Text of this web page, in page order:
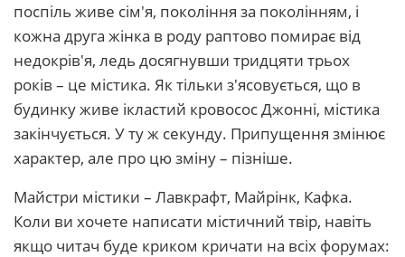
поспіль живе сім'я, покоління за поколінням, і
кожна друга жінка в роду раптово помирає від
недокрів'я, ледь досягнувши тридцяти трьох
років – це містика. Як тільки з'ясовується, що в
будинку живе ікластий кровосос Джонні, містика
закінчується. У ту ж секунду. Припущення змінює
характер, але про цю зміну – пізніше.
Майстри містики – Лавкрафт, Майрінк, Кафка.
Коли ви хочете написати містичний твір, навіть
якщо читач буде криком кричати на всіх форумах: